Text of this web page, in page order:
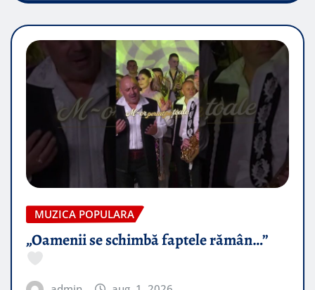
MUZICA POPULARA
„Oamenii se schimbă faptele rămân…”